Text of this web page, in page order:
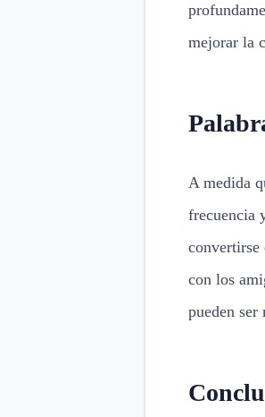
mejorar la
A medida
frecuencia
convertirse
con los
pueden ser